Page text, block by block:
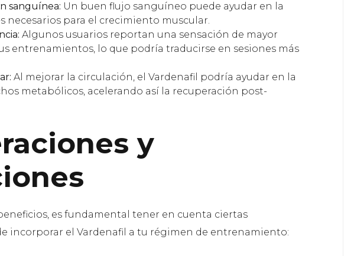
sanguínea: Un buen flujo sanguíneo puede ayudar en la
necesarios para el crecimiento muscular.
Algunos usuarios reportan una sensación de mayor
entrenamientos, lo que podría traducirse en sesiones más
Al mejorar la circulación, el Vardenafil podría ayudar en la
metabólicos, acelerando así la recuperación post-
y
es fundamental tener en cuenta ciertas
incorporar el Vardenafil a tu régimen de entrenamiento: